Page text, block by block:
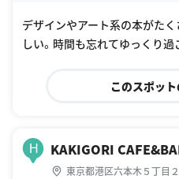
デザインやアート系の本がた
しい。時間も忘れてゆっくり過
このスポッ
H KAKIGORI
東京都港区六本木５丁目